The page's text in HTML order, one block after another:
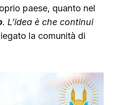
paese, quanto nel
. L’idea è che continui
la comunità di